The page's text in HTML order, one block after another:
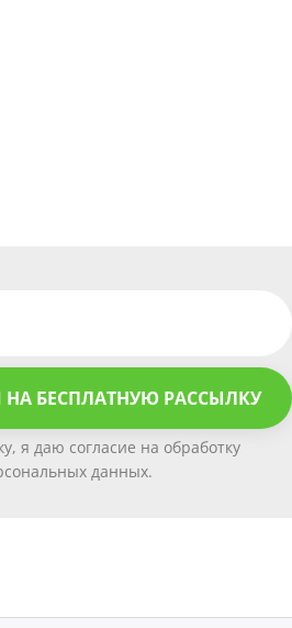
НА БЕСПЛАТНУЮ РАССЫЛКУ
я даю согласие на обработку
данных.